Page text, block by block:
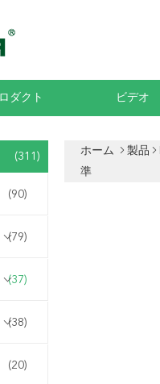
ダクト ビデオ
(311)
(90)
(79)
(37)
(38)
(20)
ホーム 製品
準